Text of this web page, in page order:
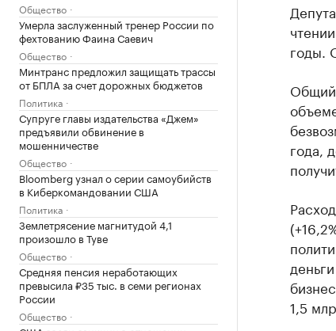
Общество
Умерла заслуженный тренер России по
фехтованию Фаина Саевич
Общество
Минтранс предложил защищать трассы
от БПЛА за счет дорожных бюджетов
Политика
Супруге главы издательства «Джем»
предъявили обвинение в
мошенничестве
Общество
Bloomberg узнал о серии самоубийств
в Киберкомандовании США
Политика
Землетрясение магнитудой 4,1
произошло в Туве
Общество
Средняя пенсия неработающих
превысила ₽35 тыс. в семи регионах
России
Общество
годы.
Общий
года,
1,5